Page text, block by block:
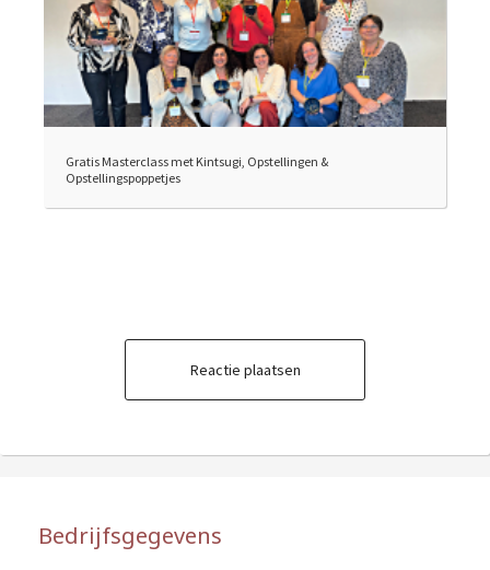
Gratis Masterclass met Kintsugi, Opstellingen &
Opstellingspoppetjes
Reactie plaatsen
Bedrijfsgegevens